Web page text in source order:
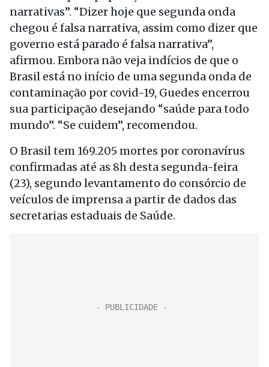
narrativas”. “Dizer hoje que segunda onda
chegou é falsa narrativa, assim como dizer que
governo está parado é falsa narrativa”,
afirmou. Embora não veja indícios de que o
Brasil está no início de uma segunda onda de
contaminação por covid-19, Guedes encerrou
sua participação desejando “saúde para todo
mundo”. “Se cuidem”, recomendou.
O Brasil tem 169.205 mortes por coronavírus
confirmadas até as 8h desta segunda-feira
(23), segundo levantamento do consórcio de
veículos de imprensa a partir de dados das
secretarias estaduais de Saúde.